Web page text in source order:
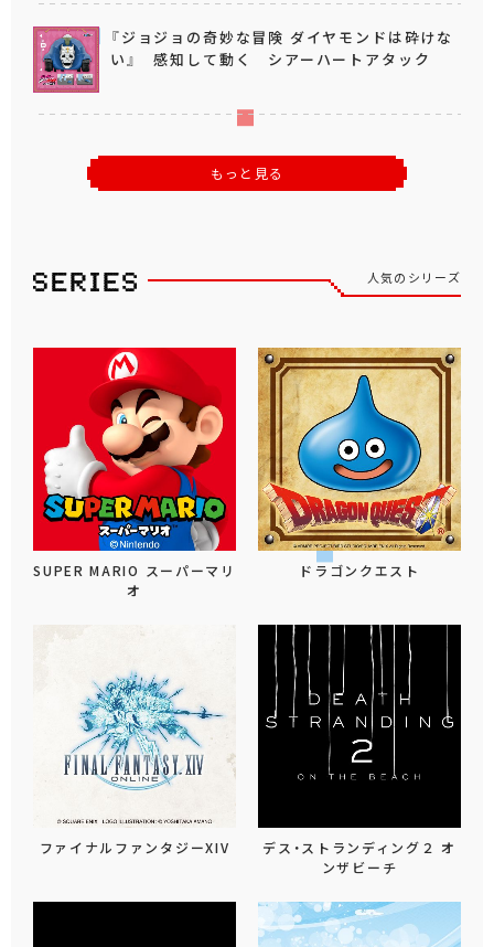
『ジョジョの奇妙な冒険 ダイヤモンドは砕けな
い』 感知して動く シアーハートアタック
もっと見る
人気のシリーズ
SUPER MARIO スーパーマリ
オ
ドラゴンクエスト
ファイナルファンタジーXIV
デス・ストランディング２ オ
ンザビーチ